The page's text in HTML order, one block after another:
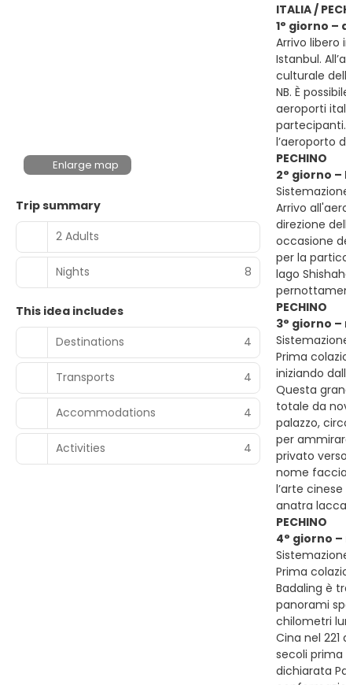
Enlarge map
Trip summary
2 Adults
Nights 8
This idea includes
Destinations
4
Transports 4
Accommodations 4
Activities 4
ITALIA /
1° giorno –
Arrivo libero
Istanbul.
culturale
NB. È
aeroporti
l’aeroporto
PECHINO
2° giorno –
Arrivo
direzione
occasione
per la
lago
PECHINO
3° giorno –
Prima
iniziando
Questa
totale da
palazzo,
per
privato
nome
l’arte
anatra
PECHINO
4° giorno –
Prima
Badaling è
panorami
chilometri
Cina nel
secoli
dichiarata